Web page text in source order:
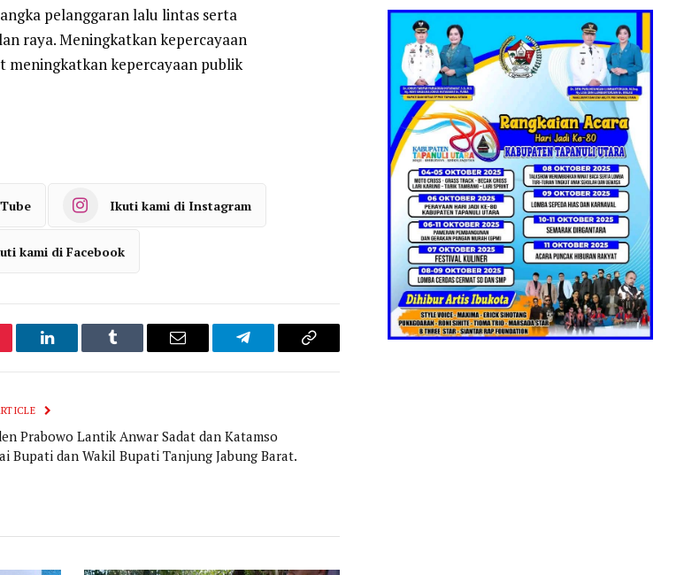
pelanggaran lalu lintas serta
raya. Meningkatkan kepercayaan
meningkatkan kepercayaan publik
Ikuti kami di Instagram
kami di Facebook
LinkedIn Tumblr Email Telegram Copy
Prabowo Lantik Anwar Sadat dan Katamso
Bupati dan Wakil Bupati Tanjung Jabung Barat.